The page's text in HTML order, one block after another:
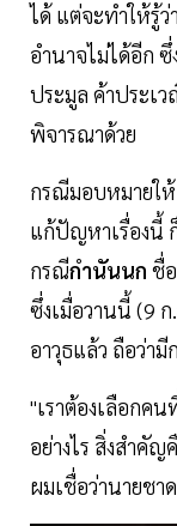
ได้ แต่จะทำให้รู้
อำนาจไม่ได้อีก
ประมูล ค้าประเ
พิจารณาด้วย
กรณีมอบหมายให้
แก้ปัญหาเรื่องนี้
กรณีกำนันนก ชื่
ซึ่งเมื่อวานนี้ (9
อาวุธแล้ว ถือว่า
"เราต้องเลือกค
อย่างไร สิ่งสำคั
ผมเชื่อว่านายช